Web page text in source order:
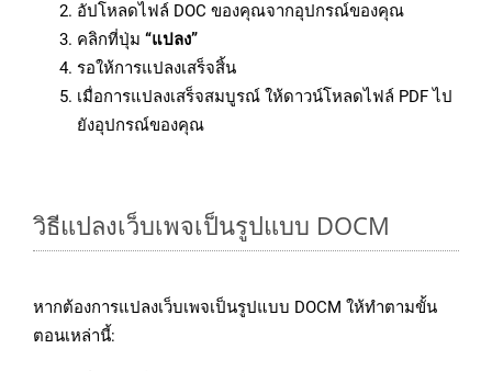
อัปโหลดไฟล์ DOC ของคุณจากอุปกรณ์ของคุณ
คลิกที่ปุ่ม “แปลง”
รอให้การแปลงเสร็จสิ้น
เมื่อการแปลงเสร็จสมบูรณ์ ให้ดาวน์โหลดไฟล์ PDF ไป
ยังอุปกรณ์ของคุณ
วิธีแปลงเว็บเพจเป็นรูปแบบ DOCM
หากต้องการแปลงเว็บเพจเป็นรูปแบบ DOCM ให้ทำตามขั้น
ตอนเหล่านี้: